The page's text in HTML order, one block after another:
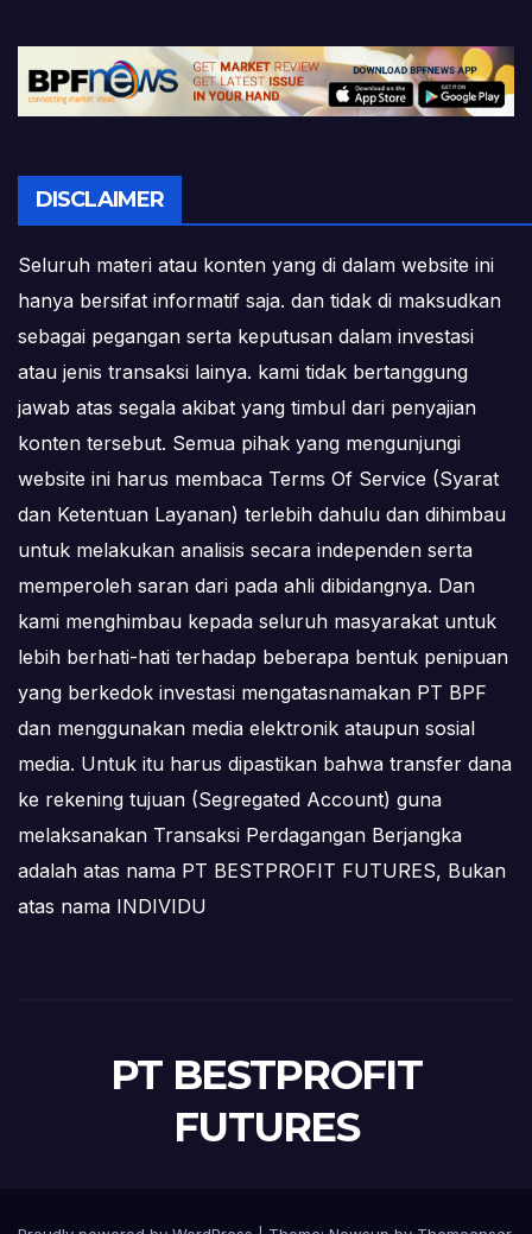
DISCLAIMER
Seluruh materi atau konten yang di dalam website ini
hanya bersifat informatif saja. dan tidak di maksudkan
sebagai pegangan serta keputusan dalam investasi
atau jenis transaksi lainya. kami tidak bertanggung
jawab atas segala akibat yang timbul dari penyajian
konten tersebut. Semua pihak yang mengunjungi
website ini harus membaca Terms Of Service (Syarat
dan Ketentuan Layanan) terlebih dahulu dan dihimbau
untuk melakukan analisis secara independen serta
memperoleh saran dari pada ahli dibidangnya. Dan
kami menghimbau kepada seluruh masyarakat untuk
lebih berhati-hati terhadap beberapa bentuk penipuan
yang berkedok investasi mengatasnamakan PT BPF
dan menggunakan media elektronik ataupun sosial
media. Untuk itu harus dipastikan bahwa transfer dana
ke rekening tujuan (Segregated Account) guna
melaksanakan Transaksi Perdagangan Berjangka
adalah atas nama PT BESTPROFIT FUTURES, Bukan
atas nama INDIVIDU
PT BESTPROFIT
FUTURES